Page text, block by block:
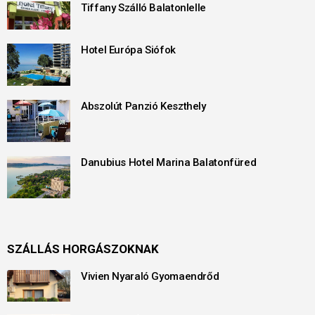
Tiffany Szálló Balatonlelle
Hotel Európa Siófok
Abszolút Panzió Keszthely
Danubius Hotel Marina Balatonfüred
SZÁLLÁS HORGÁSZOKNAK
Vivien Nyaraló Gyomaendrőd